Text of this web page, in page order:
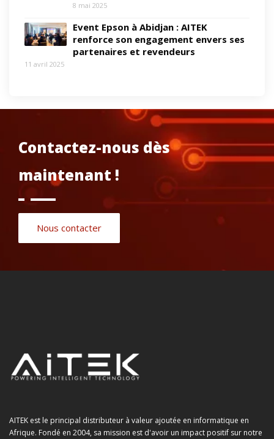
8 mai 2025
Event Epson à Abidjan : AITEK
renforce son engagement envers ses
partenaires et revendeurs
11 avril 2025
Contactez-nous dès
maintenant !
Nous contacter
AITEK est le principal distributeur à valeur ajoutée en informatique en
Afrique. Fondé en 2004, sa mission est d'avoir un impact positif sur notre